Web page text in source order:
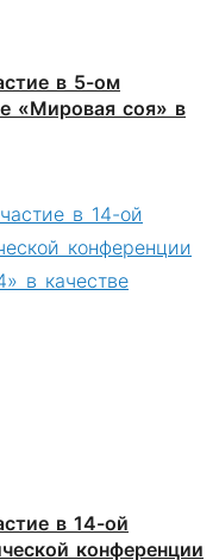
в 5-ом
«Мировая соя» в
в 14-ой
конференции